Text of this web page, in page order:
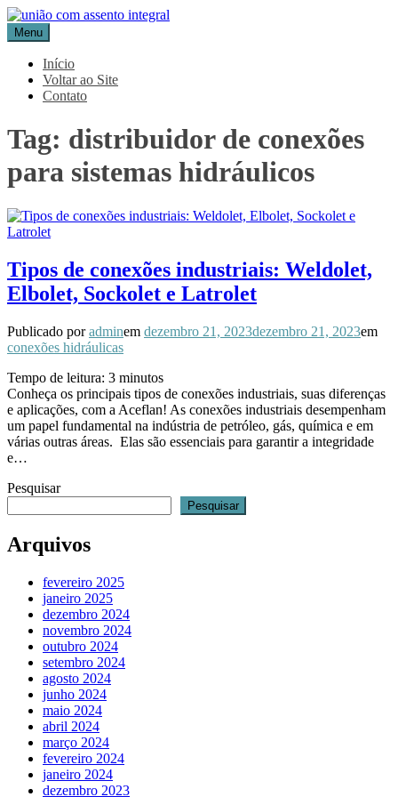
Pular
para
o
conteúdo
Blog Aceflan
Líder em Acessórios Industriais
Menu
Início
Voltar ao Site
Contato
Tag: distribuidor de conexões
para sistemas hidráulicos
Tipos de conexões industriais: Weldolet,
Elbolet, Sockolet e Latrolet
Publicado poradminem dezembro 21, 2023dezembro 21, 2023em
conexões hidráulicas
Tempo de leitura: 3 minutos
Conheça os principais tipos de conexões industriais, suas diferenças
e aplicações, com a Aceflan! As conexões industriais desempenham
um papel fundamental na indústria de petróleo, gás, química e em
várias outras áreas. Elas são essenciais para garantir a integridade
e…
Pesquisar
Pesquisar
Arquivos
fevereiro 2025
janeiro 2025
dezembro 2024
novembro 2024
outubro 2024
setembro 2024
agosto 2024
junho 2024
maio 2024
abril 2024
março 2024
fevereiro 2024
janeiro 2024
dezembro 2023